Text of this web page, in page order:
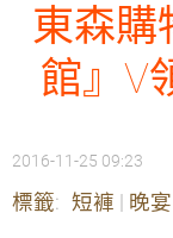
東森購
館』V
2016-11-25 09:23
標籤: 短褲 晚宴